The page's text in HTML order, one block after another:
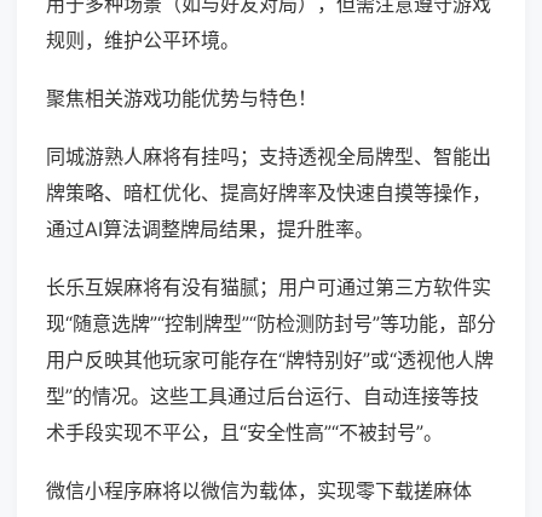
规则，维护公平环境。
聚焦相关游戏功能优势与特色！
同城游熟人麻将有挂吗；支持透视全局牌型、智能出
牌策略、暗杠优化、提高好牌率及快速自摸等操作，
通过AI算法调整牌局结果，提升胜率。
长乐互娱麻将有没有猫腻；用户可通过第三方软件实
现“随意选牌”“控制牌型”“防检测防封号”等功能，部分
用户反映其他玩家可能存在“牌特别好”或“透视他人牌
型”的情况。这些工具通过后台运行、自动连接等技
术手段实现不平公，且“安全性高”“不被封号”。
微信小程序麻将以微信为载体，实现零下载搓麻体